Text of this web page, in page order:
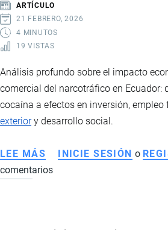
RÉCORD
Y
CRECIMIENTO
ARTÍCULO
21 FEBRERO, 2026
4 MINUTOS
19 VISTAS
Análisis profundo sobre el impacto
comercial del narcotráfico en Ecuador:
cocaína a efectos en inversión, empleo
exteriory desarrollo social.
LEE MÁS SOBRE
CÓMO
INICIE SESIÓN o
comentarios